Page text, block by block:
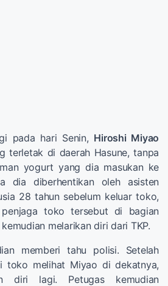
pada hari Senin, Hiroshi Miyao
terletak di daerah Hasune, tanpa
yogurt yang dia masukan ke
dia diberhentikan oleh asisten
28 tahun sebelum keluar toko,
toko tersebut di bagian
melarikan diri dari TKP.
memberi tahu polisi. Setelah
toko melihat Miyao di dekatnya,
diri lagi. Petugas kemudian